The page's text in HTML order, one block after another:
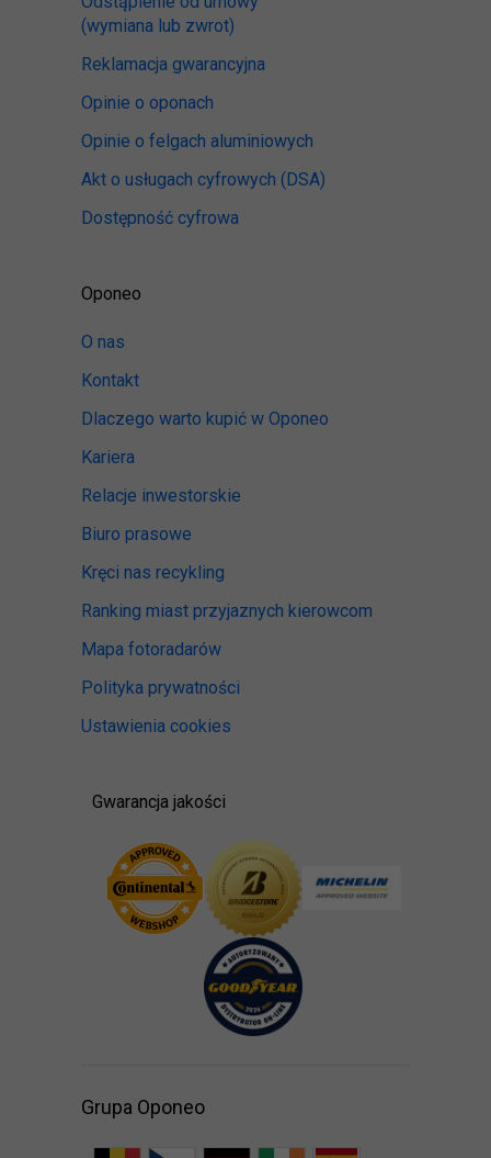
(wymiana lub zwrot)
Reklamacja gwarancyjna
Opinie o oponach
Opinie o felgach aluminiowych
Akt o usługach cyfrowych (DSA)
Dostępność cyfrowa
Oponeo
O nas
Kontakt
Dlaczego warto kupić w Oponeo
Kariera
Relacje inwestorskie
Biuro prasowe
Kręci nas recykling
Ranking miast przyjaznych kierowcom
Mapa fotoradarów
Polityka prywatności
Ustawienia cookies
Gwarancja jakości
Grupa Oponeo